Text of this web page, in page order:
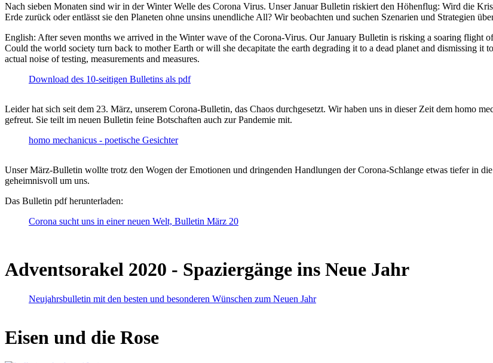
Nach sieben Monaten sind wir in der Winter Welle des Corona Virus. Unser Januar Bulletin riskiert den Höhenflug: Wird die
Erde zurück oder entlässt sie den Planeten ohne unsins unendliche All? Wir beobachten und suchen Szenarien und Strategien
English: After seven months we arrived in the Winter wave of the Corona-Virus. Our January Bulletin is risking a soaring flight
Could the world society turn back to mother Earth or will she decapitate the earth degrading it to a dead planet and dismissing it
actual noise of testing, measurements and measures.
Download des 10-seitigen Bulletins als pdf
Leider hat sich seit dem 23. März, unserem Corona-Bulletin, das Chaos durchgesetzt. Wir haben uns in dieser Zeit dem homo
gefreut. Sie teilt im neuen Bulletin feine Botschaften auch zur Pandemie mit.
homo mechanicus - poetische Gesichter
Unser März-Bulletin wollte trotz den Wogen der Emotionen und dringenden Handlungen der Corona-Schlange etwas tiefer in
geheimnisvoll um uns.
Das Bulletin pdf herunterladen:
Corona sucht uns in einer neuen Welt, Bulletin März 20
Adventsorakel 2020 - Spaziergänge ins Neue Jahr
Neujahrsbulletin mit den besten und besonderen Wünschen zum Neuen Jahr
Eisen und die Rose